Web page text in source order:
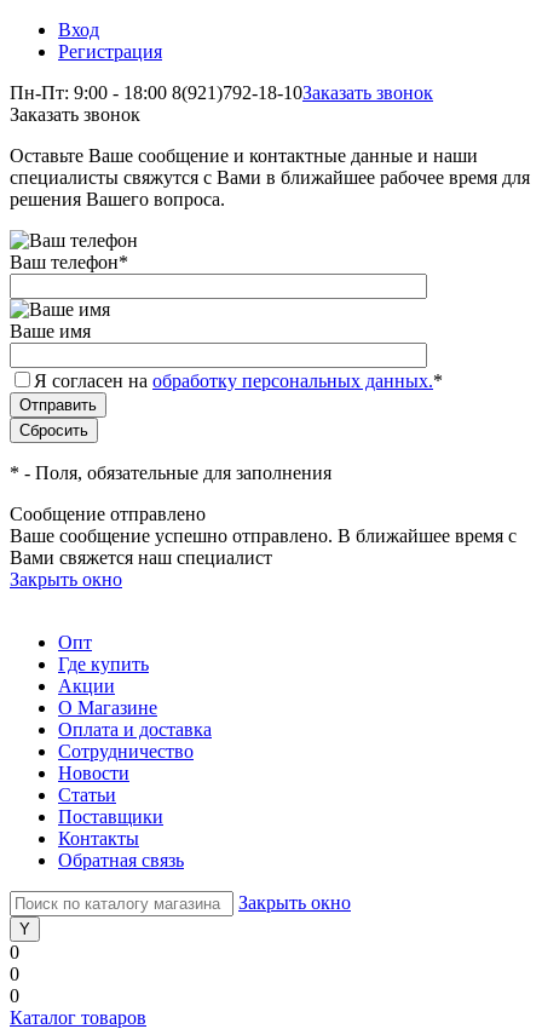
Вход
Регистрация
Пн-Пт: 9:00 - 18:00 8(921)792-18-10Заказать звонок
Заказать звонок
Оставьте Ваше сообщение и контактные данные и наши
специалисты свяжутся с Вами в ближайшее рабочее время для
решения Вашего вопроса.
Ваш телефон*
Ваше имя
Я согласен на обработку персональных данных.*
* - Поля, обязательные для заполнения
Сообщение отправлено
Ваше сообщение успешно отправлено. В ближайшее время с
Вами свяжется наш специалист
Закрыть окно
Опт
Где купить
Акции
О Магазине
Оплата и доставка
Сотрудничество
Новости
Статьи
Поставщики
Контакты
Обратная связь
Закрыть окно
0
0
0
Каталог товаров